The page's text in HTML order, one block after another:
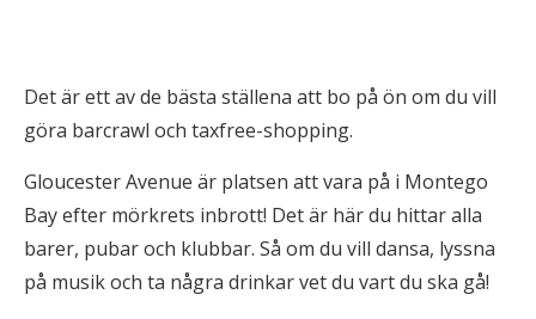
Det är ett av de bästa ställena att bo på ön om du vill
göra barcrawl och taxfree-shopping.
Gloucester Avenue är platsen att vara på i Montego
Bay efter mörkrets inbrott! Det är här du hittar alla
barer, pubar och klubbar. Så om du vill dansa, lyssna
på musik och ta några drinkar vet du vart du ska gå!